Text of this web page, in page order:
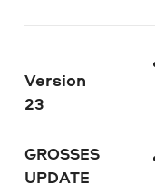
Version
23
GROSSES
UPDATE